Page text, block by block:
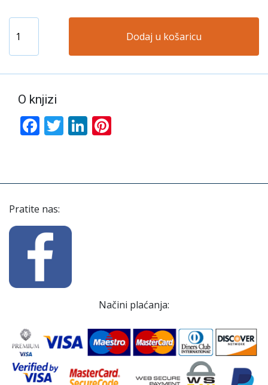
Dodaj u košaricu
O knjizi
Facebook
TwitterLinkedIn
Pratite nas:
Načini plaćanja: